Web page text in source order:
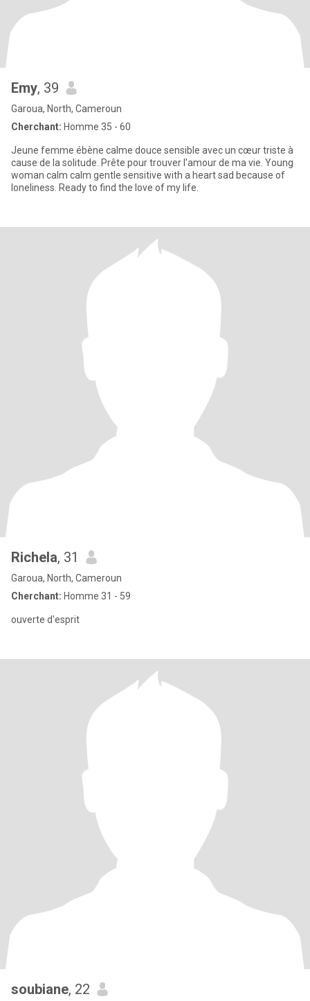
Emy, 39
Garoua, North, Cameroun
Cherchant: Homme 35 - 60
Jeune femme ébène calme douce sensible avec un cœur triste à
cause de la solitude. Prête pour trouver l'amour de ma vie. Young
woman calm calm gentle sensitive with a heart sad because of
loneliness. Ready to find the love of my life.
Richela, 31
Garoua, North, Cameroun
Cherchant: Homme 31 - 59
ouverte d'esprit
soubiane, 22